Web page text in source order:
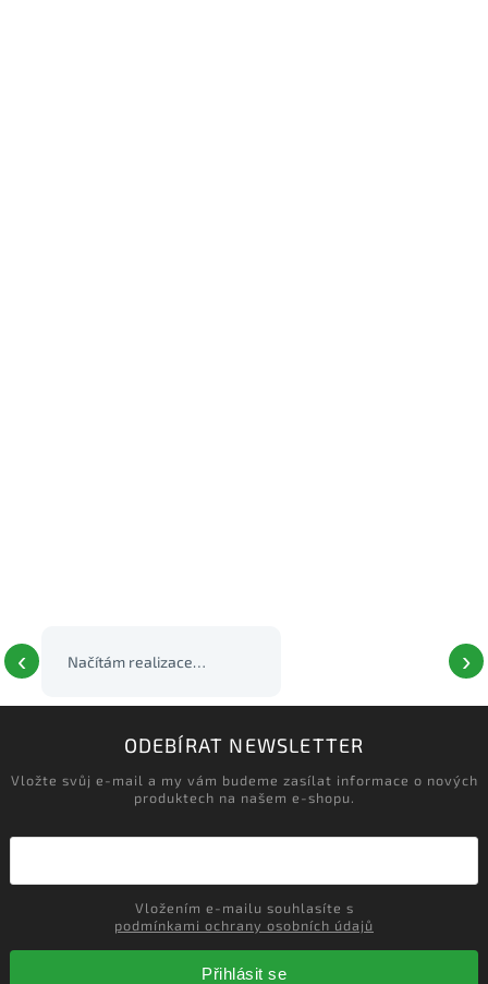
‹ Načítám realizace… ›
ODEBÍRAT NEWSLETTER
Vložte svůj e-mail a my vám budeme zasílat informace o nových
produktech na našem e-shopu.
podmínkami ochrany osobních údajů
Přihlásit se